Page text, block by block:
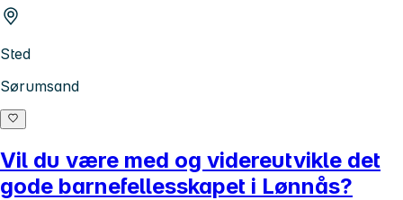
Sted
Sørumsand
Vil du være med og videreutvikle det
gode barnefellesskapet i Lønnås?